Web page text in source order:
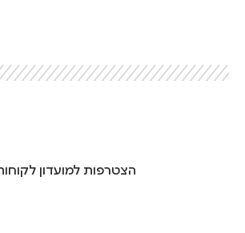
הצטרפות למועדון